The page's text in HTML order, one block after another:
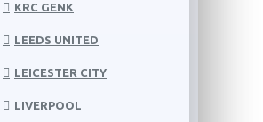
KRC GENK
LEEDS UNITED
LEICESTER CITY
LIVERPOOL